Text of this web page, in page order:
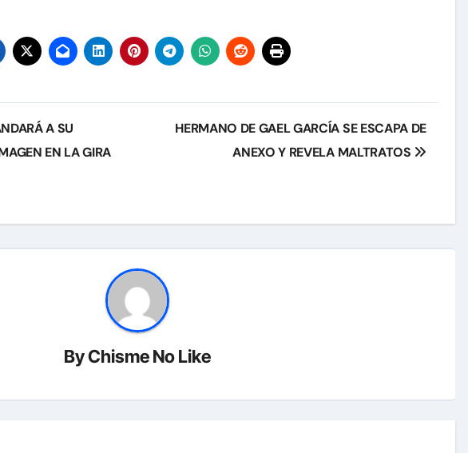
A SU
EN LA GIRA
HERMANO DE GAEL GARCÍA SE ESCAPA DE
ANEXO Y REVELA MALTRATOS
ByChisme No Like